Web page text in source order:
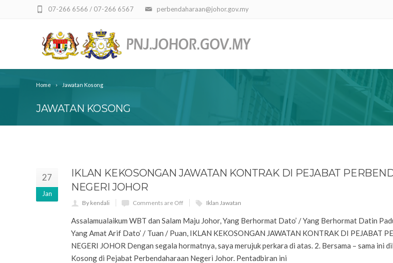
perbendaharaan@johor.gov.my
07-266 6566 / 07-266 6567
Home Jawatan Kosong
JAWATAN KOSONG
27
Jan
IKLAN KEKOSONGAN JAWATAN KONTRAK DI PEJABAT
NEGERI JOHOR
By kendali Comments are Off Iklan Jawatan
Assalamualaikum WBT dan Salam Maju Johor, Yang Berhormat Dato’ / Yang Berhormat Datin
Yang Amat Arif Dato’ / Tuan / Puan, IKLAN KEKOSONGAN JAWATAN KONTRAK DI PEJABAT
NEGERI JOHOR Dengan segala hormatnya, saya merujuk perkara di atas. 2. Bersama – sama ini
Kosong di Pejabat Perbendaharaan Negeri Johor. Pentadbiran ini